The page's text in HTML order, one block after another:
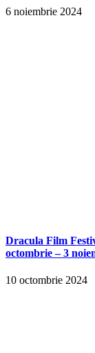
6 noiembrie 2024
Dracula Film
octombrie – 3
10 octombrie 2024